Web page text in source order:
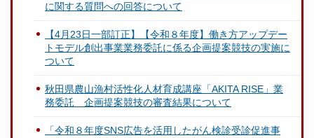
に関する質問への回答について
【4月23日一部訂正】【令和８年度】働き方アップデー
トモデル創出事業業務委託に係る企画提案競技の実施に
ついて
秋田県農山漁村活性化人材育成講座「AKITA RISE」業
務委託 企画提案競技の審査結果について
「令和８年度SNS広告を活用したがん検診受診促進事